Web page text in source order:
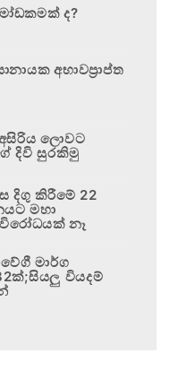
ද?
අභාවප්‍රාප්ත
ලොවට
දිවි සුරකිමු
දිගු කිරීමේ 22
මහා
නෑ
මාර්ග
වියදම්